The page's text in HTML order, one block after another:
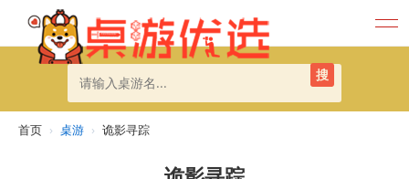
搜
首页 › 桌游 › 诡影寻踪